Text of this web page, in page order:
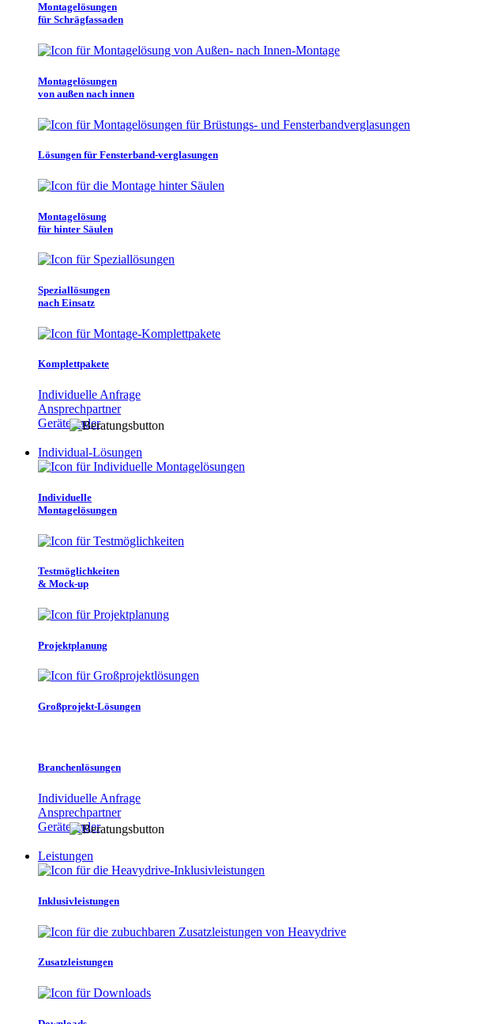
Montagelösungen
für Schrägfassaden
Montagelösungen
von außen nach innen
Lösungen für Fensterband-verglasungen
Montagelösung
für hinter Säulen
Speziallösungen
nach Einsatz
Komplettpakete
Individuelle Anfrage
Ansprechpartner
Gerätefinder
Individual-Lösungen
Individuelle
Montagelösungen
Testmöglichkeiten
& Mock-up
Projektplanung
Großprojekt-Lösungen
Branchenlösungen
Individuelle Anfrage
Ansprechpartner
Gerätefinder
Leistungen
Inklusivleistungen
Zusatzleistungen